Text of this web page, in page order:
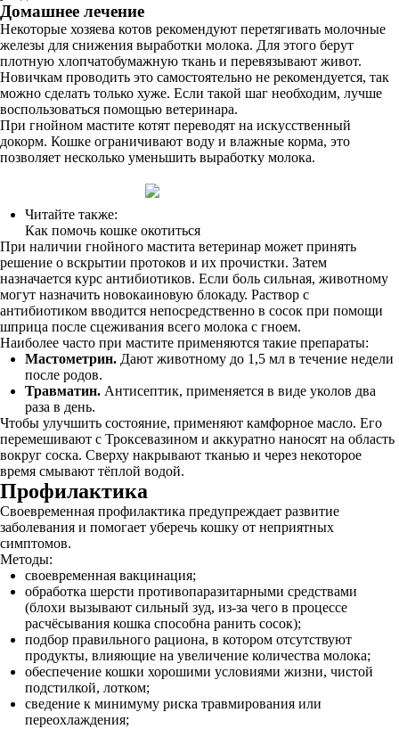
Домашнее лечение
Некоторые хозяева котов рекомендуют перетягивать молочные
железы для снижения выработки молока. Для этого берут
плотную хлопчатобумажную ткань и перевязывают живот.
Новичкам проводить это самостоятельно не рекомендуется, так
можно сделать только хуже. Если такой шаг необходим, лучше
воспользоваться помощью ветеринара.
При гнойном мастите котят переводят на искусственный
докорм. Кошке ограничивают воду и влажные корма, это
позволяет несколько уменьшить выработку молока.
Читайте также:
Как помочь кошке окотиться
При наличии гнойного мастита ветеринар может принять
решение о вскрытии протоков и их прочистки. Затем
назначается курс антибиотиков. Если боль сильная, животному
могут назначить новокаиновую блокаду. Раствор с
антибиотиком вводится непосредственно в сосок при помощи
шприца после сцеживания всего молока с гноем.
Наиболее часто при мастите применяются такие препараты:
Мастометрин. Дают животному до 1,5 мл в течение недели
после родов.
Травматин. Антисептик, применяется в виде уколов два
раза в день.
Чтобы улучшить состояние, применяют камфорное масло. Его
перемешивают с Троксевазином и аккуратно наносят на область
вокруг соска. Сверху накрывают тканью и через некоторое
время смывают тёплой водой.
Профилактика
Своевременная профилактика предупреждает развитие
заболевания и помогает уберечь кошку от неприятных
симптомов.
Методы:
своевременная вакцинация;
обработка шерсти противопаразитарными средствами
(блохи вызывают сильный зуд, из-за чего в процессе
расчёсывания кошка способна ранить сосок);
подбор правильного рациона, в котором отсутствуют
продукты, влияющие на увеличение количества молока;
обеспечение кошки хорошими условиями жизни, чистой
подстилкой, лотком;
сведение к минимуму риска травмирования или
переохлаждения;